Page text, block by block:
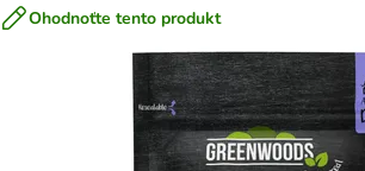
Ohodnoťte tento produkt